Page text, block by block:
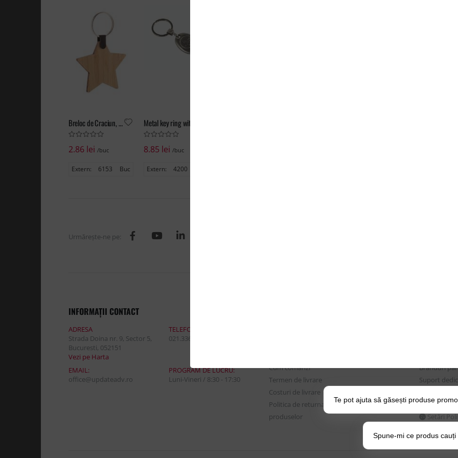
Breloc de Craciun, stea, Fjerny
2.86 lei /buc
Extern: 6153 Buc
8.85 lei /buc
Extern: 4200
Urmăreşte-ne pe:
INFORMAŢII CONTACT
ADRESA
Strada Doina nr. 9, Sector 5,
Bucuresti, 052151
Vezi pe Harta
TELEFON:
021.336.03.32
EMAIL:
office@updateadv.ro
PROGRAM DE LUCRU:
Luni-Vineri / 8:30 - 17:30
Cum comanzi
Termen de livrare
Costuri de livrare
Politica de returnare a
produselor
Echipa
Branduri
Suport
BLOG –
Setări
Te pot ajuta să găsești produse
Spune-mi ce produs